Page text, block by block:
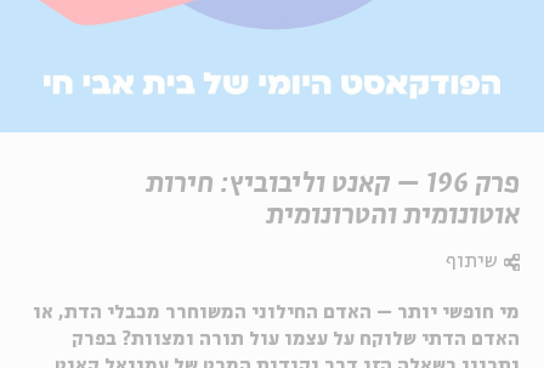
פרק 196 – קאנט וליבוביץ: חירות
אוטונומית והטרונומית
מי חופשי יותר – האדם החילוני המשוחרר מכבלי הדת, או
האדם הדתי שלוקח על עצמו עול תורה ומצוות? בפרק
שיתוף